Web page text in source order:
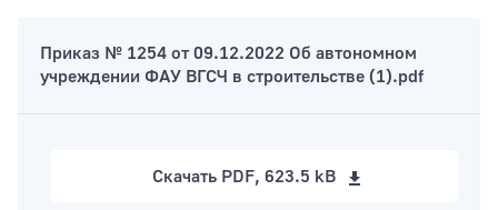
Приказ № 1254 от 09.12.2022 Об автономном
учреждении ФАУ ВГСЧ в строительстве (1).pdf
Скачать PDF, 623.5 kB